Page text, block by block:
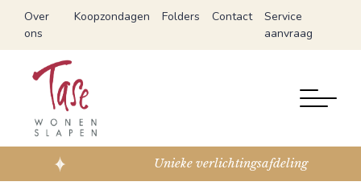
Over
ons
Koopzondagen Folders Contact
Service
aanvraag
Unieke verlichtingsafdeling